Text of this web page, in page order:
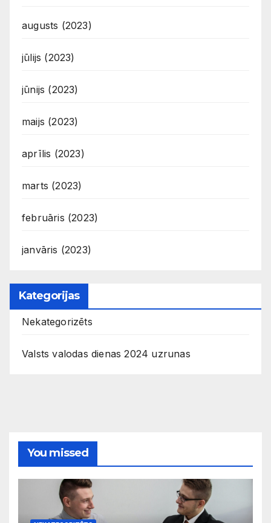
augusts (2023)
jūlijs (2023)
jūnijs (2023)
maijs (2023)
aprīlis (2023)
marts (2023)
februāris (2023)
janvāris (2023)
Kategorijas
Nekategorizēts
Valsts valodas dienas 2024 uzrunas
You missed